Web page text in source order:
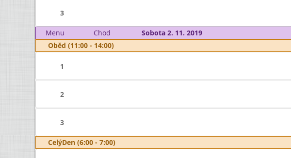
3
Menu Chod
Sobota 2. 11. 2019
Oběd (11:00 - 14:00)
1
2
3
CelýDen (6:00 - 7:00)